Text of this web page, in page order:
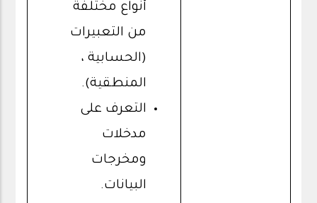
أنواع مختلفة
من التعبيرات
(الحسابية ،
المنطقية).
التعرف على
مدخلات
ومخرجات
البيانات.